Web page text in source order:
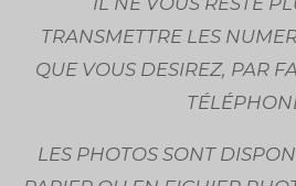
TRANSMETTRE LES
QUE VOUS DESIREZ, PAR
LES PHOTOS SONT